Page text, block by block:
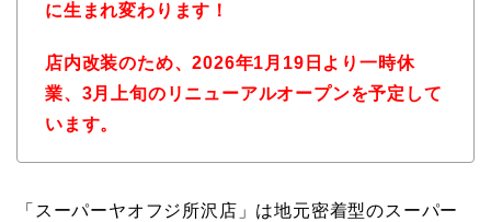
に生まれ変わります！
店内改装のため、2026年1月19日より一時休
業、3月上旬のリニューアルオープンを予定して
います。
「スーパーヤオフジ所沢店」は地元密着型のスーパー